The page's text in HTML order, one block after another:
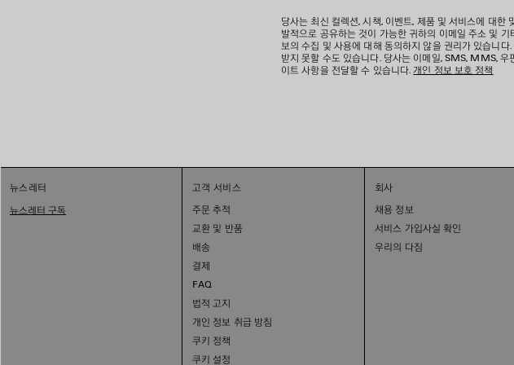
당사는 최신 컬렉션, 시책, 이벤트, 제품 및 서비스에 대
발적으로 공유하는 것이 가능한 귀하의 이메일 주소 및
보의 수집 및 사용에 대해 동의하지 않을 권리가 있습니
받지 못할 수도 있습니다. 당사는 이메일, SMS, MMS,
이트 사항을 전달할 수 있습니다.개인 정보 보호 정책
뉴스레터
뉴스레터 구독
고객 서비스
주문 추적
교환 및 반품
배송
결제
FAQ
법적 고지
개인 정보 취급 방침
쿠키 정책
쿠키 설정
회사
채용 정보
서비스 가입사실 확인
우리의 다짐